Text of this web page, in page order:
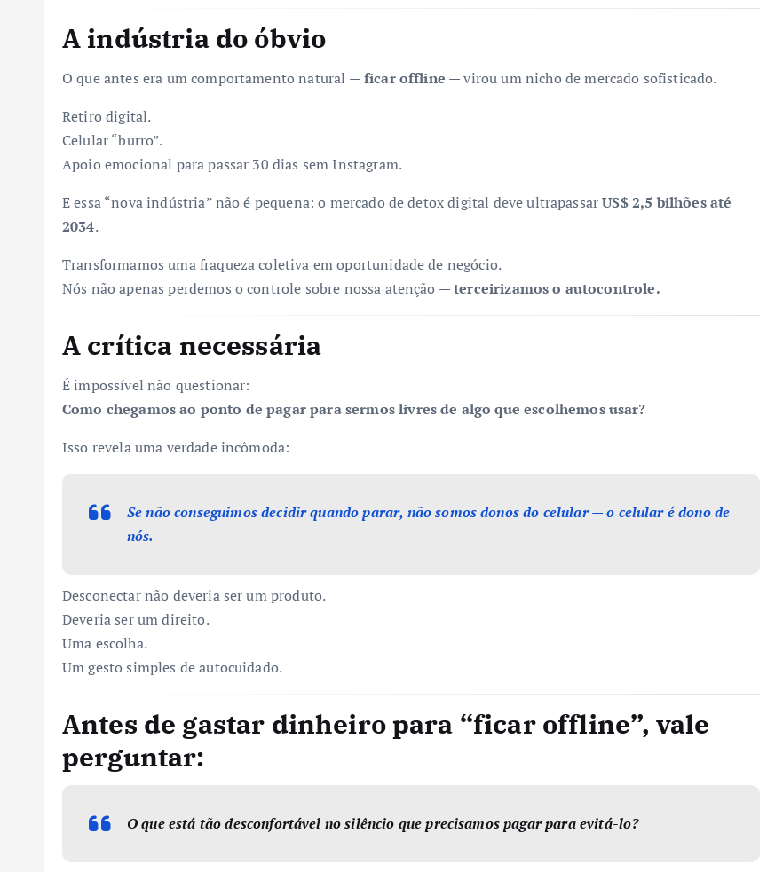
A indústria do óbvio
O que antes era um comportamento natural —ficar offline — virou um nicho de mercado sofisticado.
Retiro digital.
Celular “burro”.
Apoio emocional para passar 30 dias sem Instagram.
E essa “nova indústria” não é pequena: o mercado de detox digital deve ultrapassarUS$ 2,5 bilhões até
2034.
Transformamos uma fraqueza coletiva em oportunidade de negócio.
Nós não apenas perdemos o controle sobre nossa atenção —terceirizamos o autocontrole.
A crítica necessária
É impossível não questionar:
Como chegamos ao ponto de pagar para sermos livres de algo que escolhemos usar?
Isso revela uma verdade incômoda:
Se não conseguimos decidir quando parar, não somos donos do celular — o celular é dono de
nós.
Desconectar não deveria ser um produto.
Deveria ser um direito.
Uma escolha.
Um gesto simples de autocuidado.
Antes de gastar dinheiro para “ficar offline”, vale
perguntar:
O que está tão desconfortável no silêncio que precisamos pagar para evitá-lo?